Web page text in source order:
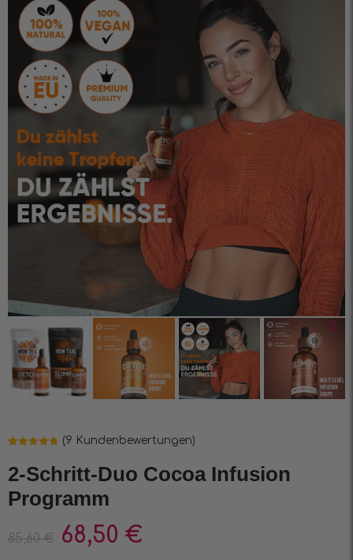
basierend
auf
Kundenbewertungen
(9 Kundenbewertungen)
2-Schritt-Duo Cocoa Infusion
Programm
85,60€ 68,50 €